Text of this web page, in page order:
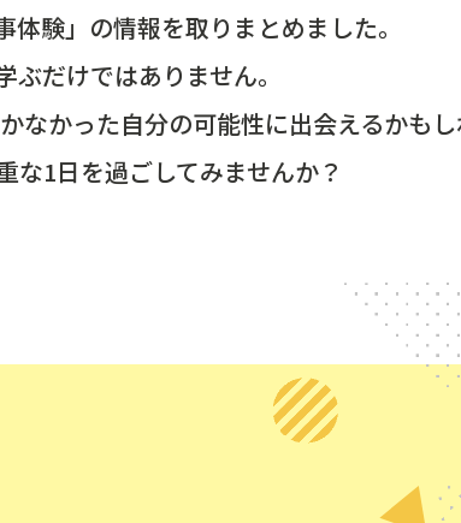
験」の情報を取りまとめました。
だけではありません。
かった自分の可能性に出会えるかもし
な1日を過ごしてみませんか？